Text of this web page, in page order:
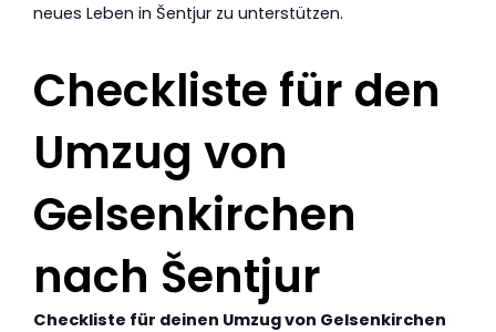
neues Leben in Šentjur zu unterstützen.
Checkliste für den
Umzug von
Gelsenkirchen
nach Šentjur
Checkliste für deinen Umzug von Gelsenkirchen